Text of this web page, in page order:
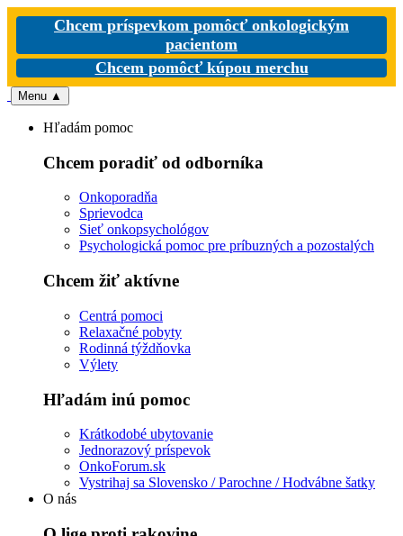
Chcem príspevkom pomôcť onkologickým
pacientom
Chcem pomôcť kúpou merchu
Menu ▲
Hľadám pomoc
Chcem poradiť od odborníka
Onkoporadňa
Sprievodca
Sieť onkopsychológov
Psychologická pomoc pre príbuzných a pozostalých
Chcem žiť aktívne
Centrá pomoci
Relaxačné pobyty
Rodinná týždňovka
Výlety
Hľadám inú pomoc
Krátkodobé ubytovanie
Jednorazový príspevok
OnkoForum.sk
Vystrihaj sa Slovensko / Parochne / Hodvábne šatky
O nás